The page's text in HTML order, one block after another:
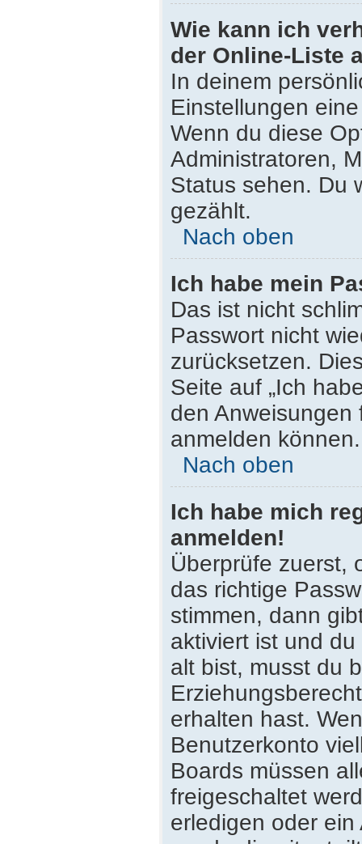
Wie kann ich
der Online-Liste
In deinem
Einstellungen
Wenn du diese
Administratoren,
Status sehen. Du
gezählt.
Nach oben
Ich habe mein
Das ist nicht
Passwort nicht
zurücksetzen.
Seite auf „Ich
den
anmelden können.
Nach oben
Ich habe mich
anmelden!
Überprüfe zuerst,
das richtige
stimmen, dann
aktiviert ist und
alt bist, musst du
erhalten hast.
Benutzerkonto
Boards müssen
freigeschaltet
erledigen oder